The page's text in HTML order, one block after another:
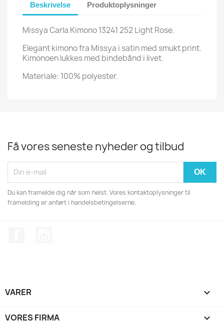
Beskrivelse Produktoplysninger
Missya Carla Kimono 13241 252 Light Rose.
Elegant kimono fra Missya i satin med smukt print.
Kimonoen lukkes med bindebånd i livet.
Materiale: 100% polyester.
Få vores seneste nyheder og tilbud
Du kan framelde dig når som helst. Vores kontaktoplysninger til
framelding er anført i handelsbetingelserne.
VARER 
VORES FIRMA 